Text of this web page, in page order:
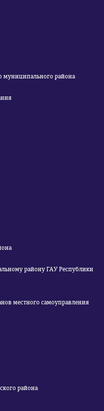
муниципального района
району ГАУ Республики
местного самоуправления
района